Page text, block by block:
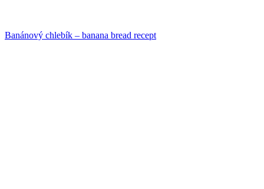
Banánový chlebík – banana bread recept